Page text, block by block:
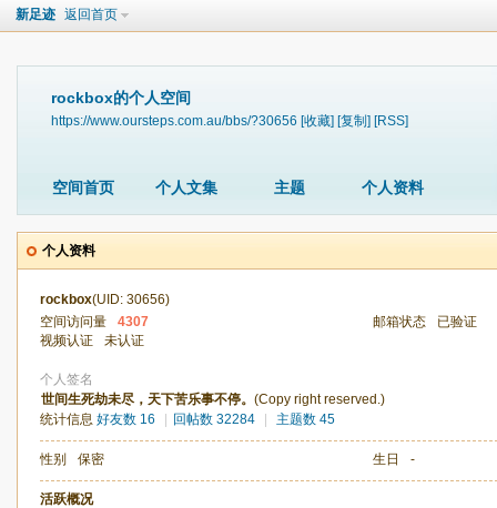
新足迹 返回首页
rockbox的个人空间
https://www.oursteps.com.au/bbs/?30656 [收藏] [复制] [RSS]
空间首页 个人文集 主题 个人资料
个人资料
rockbox(UID: 30656)
空间访问量
4307 邮箱状态
已验证
视频认证
未认证
个人签名
世间生死劫未尽，天下苦乐事不停。 (Copy right reserved.)
统计信息 好友数 16 回帖数 32284 主题数 45
性别 保密 生日 -
活跃概况